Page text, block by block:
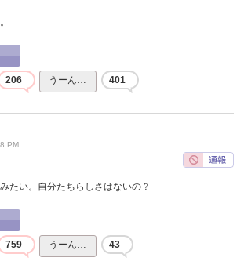
206 うーん… 401
PM
たい。自分たちらしさはないの？
759 うーん… 43